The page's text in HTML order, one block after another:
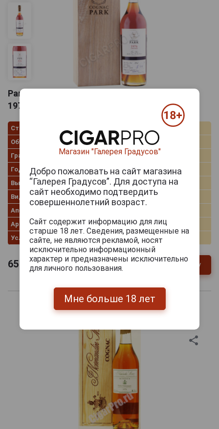
Park Fins Bois AOC 1976 Коньяк Парк Винтаж
1976г Фен Буа 0.7л в деревянной упаковке
Страна производства
Объём
0.7 л
Градус
42.8%
Год производства
1976
Выдержка
Millesime
Вид коробки
Деревянная
Апелласьон
Артикул
43648
Условия продаж
Только самовывоз
65 965руб. - В заявку
Магазин "Галерея Градусов"
Добро пожаловать на сайт магазина
“Галерея Градусов”. Для доступа на
сайт необходимо подтвердить
совершеннолетний возраст.
Сайт содержит информацию для лиц
старше 18 лет. Сведения, размещенные на
сайте, не являются рекламой, носят
исключительно информационный
характер и предназначены исключительно
для личного пользования.
Мне больше 18 лет